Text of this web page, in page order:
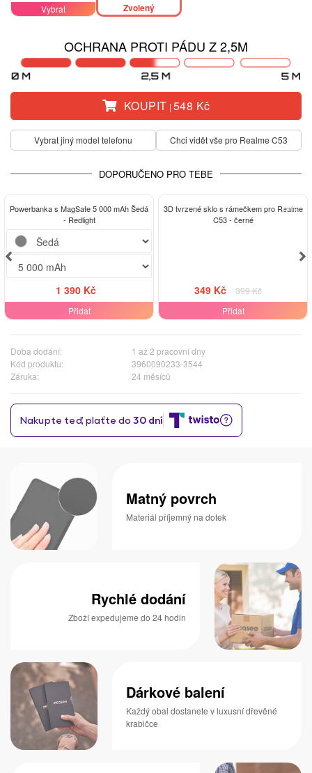
Vybrat Zvolený
OCHRANA PROTI PÁDU Z 2,5M
KOUPIT | 548 Kč
Vybrat jiný model telefonu Chci vidět vše pro Realme C53
DOPORUČENO PRO TEBE
Powerbanka s MagSafe 5 000 mAh Šedá
- Redlight
1 390 Kč
Přidat
-13%
3D tvrzené sklo s rámečkem pro Realme
C53 - černé
349 Kč
399 Kč
Přidat
Doba dodání:
1 až 2 pracovní dny
Kód produktu:
3960090233-3544
Záruka:
24 měsíců
Matný povrch
Materiál příjemný na dotek
Rychlé dodání
Zboží expedujeme do 24 hodin
Dárkové balení
Každý obal dostanete v luxusní dřevěné
krabičce